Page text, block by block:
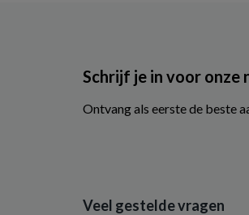
Schrijf je in voor onze
Ontvang als eerste de beste
Veel gestelde vragen